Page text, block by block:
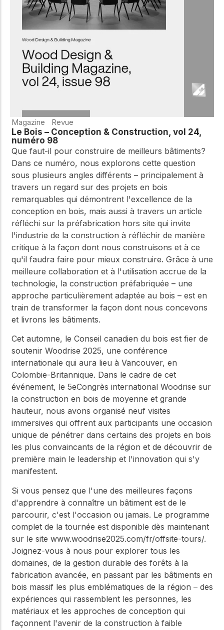
meilleures pratiques.
d'innovation
dans le domaine
du bois
Connectez-vous avec
l'innovation dans la
construction en bois et
connectez-vous pour
obtenir du support
technique, des conseils
d'experts et accéder à
des ressources pratiques
Magazine Revue
Le Bois – Conception & Construction, vol 24,
numéro 98
Que faut-il pour construire de meilleurs bâtiments?
Dans ce numéro, nous explorons cette question
sous plusieurs angles différents – principalement à
travers un regard sur des projets en bois
remarquables qui démontrent l'excellence de la
conception en bois, mais aussi à travers un article
réfléchi sur la préfabrication hors site qui invite
l'industrie de la construction à réfléchir de manière
critique à la façon dont nous construisons et à ce
qu'il faudra faire pour mieux construire. Grâce à une
meilleure collaboration et à l'utilisation accrue de la
technologie, la construction préfabriquée – une
approche particulièrement adaptée au bois – est en
train de transformer la façon dont nous concevons
et livrons les bâtiments.
Cet automne, le Conseil canadien du bois est fier de
soutenir Woodrise 2025, une conférence
internationale qui aura lieu à Vancouver, en
Colombie-Britannique. Dans le cadre de cet
événement, le 5eCongrès international Woodrise sur
la construction en bois de moyenne et grande
hauteur, nous avons organisé neuf visites
immersives qui offrent aux participants une occasion
unique de pénétrer dans certains des projets en bois
les plus convaincants de la région et de découvrir de
première main le leadership et l'innovation qui s'y
manifestent.
Si vous pensez que l'une des meilleures façons
d'apprendre à connaître un bâtiment est de le
parcourir, c'est l'occasion ou jamais. Le programme
complet de la tournée est disponible dès maintenant
sur le site www.woodrise2025.com/fr/offsite-tours/.
Joignez-vous à nous pour explorer tous les
domaines, de la gestion durable des forêts à la
fabrication avancée, en passant par les bâtiments en
bois massif les plus emblématiques de la région – des
expériences qui rassemblent les personnes, les
matériaux et les approches de conception qui
façonnent l'avenir de la construction à faible